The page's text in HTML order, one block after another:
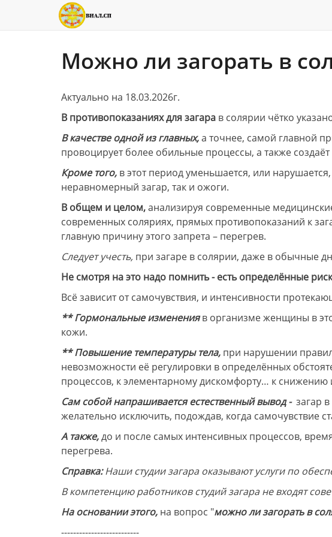
Можно ли загорать в
Актуально на 18.03.2026г.
В противопоказаниях для загара в солярии чётко
В качестве одной из главных,а точнее, самой главной
провоцирует более обильные процессы, а также
Кроме того, в этот период уменьшается, или
неравномерный загар, так и ожоги.
В общем и целом,анализируя современные
современных соляриях, прямых противопоказаний к
главную причину этого запрета – перегрев.
Следует учесть, при загаре в солярии, даже в обычные
Не смотря на это надо помнить - есть определённые
Всё зависит от самочувствия, и интенсивности
** Гормональные измененияв организме женщины в
кожи.
** Повышение температуры тела, при нарушении
невозможности её регулировки в определённых
процессов, к элементарному дискомфорту… к
Сам собой напрашивается естественный вывод - загар
желательно исключить, подождав, когда самочувствие
А также,до и после самых интенсивных процессов,
перегрева.
Справка:Наши студии загара оказывают услуги по
В компетенцию работников студий загара не входят
На основании этого, на вопрос "можно ли загорать в
--------------------------